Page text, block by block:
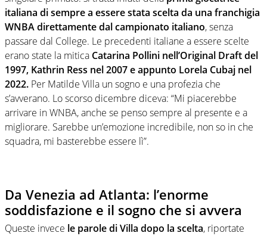
italiana di sempre a essere stata scelta da una franchigia
WNBA direttamente dal campionato italiano, senza
passare dal College. Le precedenti italiane a essere scelte
erano state la mitica Catarina Pollini nell’Original Draft del
1997, Kathrin Ress nel 2007 e appunto Lorela Cubaj nel
2022. Per Matilde Villa un sogno e una profezia che
s’avverano. Lo scorso dicembre diceva: “Mi piacerebbe
arrivare in WNBA, anche se penso sempre al presente e a
migliorare. Sarebbe un’emozione incredibile, non so in che
squadra, mi basterebbe essere lì”.
Da Venezia ad Atlanta: l’enorme
soddisfazione e il sogno che si avvera
Queste invece le parole di Villa dopo la scelta, riportate